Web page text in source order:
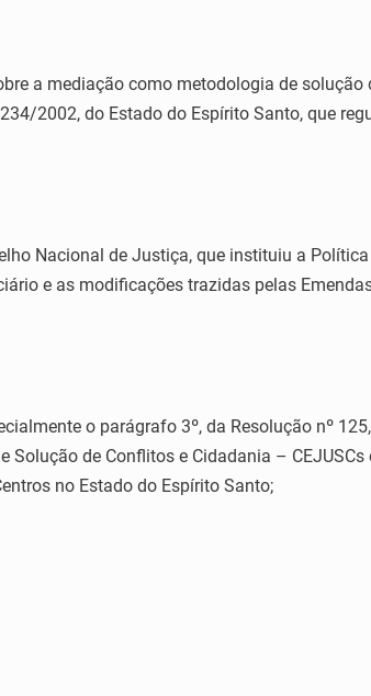
a mediação como metodologia de
2002, do Estado do Espírito Santo, que
Nacional de Justiça, que instituiu a
e as modificações trazidas pelas
o parágrafo 3º, da Resolução nº
de Conflitos e Cidadania –
no Estado do Espírito Santo;